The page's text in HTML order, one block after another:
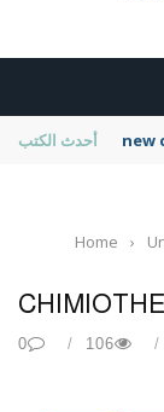
أحدث الكتب new
Home ›
106
0